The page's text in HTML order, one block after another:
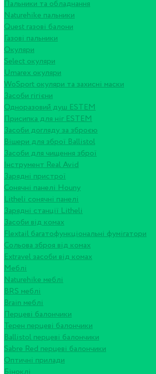
Пальники та обладнання
Naturehike пальники
Quest газові балони
Газові пальники
Окуляри
Select окуляри
Umarex окуляри
WoSport окуляри та захисні маски
Засоби гігієни
Одноразовий душ ESTEM
Присипка для ніг ESTEM
Засоби догляду за зброєю
Вішери для зброї Ballistol
Засоби для чищення зброї
Інструмент Real Avid
Зарядні пристрої
Сонячні панелі Houny
Litheli сонячні панелі
Зарядні станції Litheli
Засоби від комах
Flextail багатофункціональні фумігатори
Сольова зброя від комах
Extravel засоби від комах
Меблі
Naturehike меблі
BRS меблі
Brain меблі
Перцеві балончики
Терен перцеві балончики
Ballistol перцеві балончики
Sabre Red перцеві балончики
Оптичні прилади